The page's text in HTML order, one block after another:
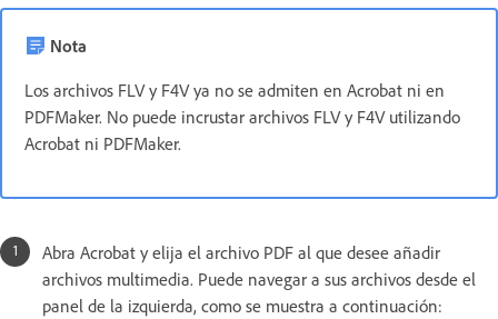
Nota
Los archivos FLV y F4V ya no se admiten en Acrobat ni en
PDFMaker. No puede incrustar archivos FLV y F4V utilizando
Acrobat ni PDFMaker.
Abra Acrobat y elija el archivo PDF al que desee añadir
archivos multimedia. Puede navegar a sus archivos desde el
panel de la izquierda, como se muestra a continuación: